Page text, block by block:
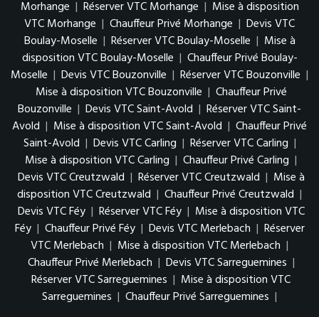
Morhange | Réserver VTC Morhange | Mise à disposition
VTC Morhange | Chauffeur Privé Morhange | Devis VTC
Boulay-Moselle | Réserver VTC Boulay-Moselle | Mise à
disposition VTC Boulay-Moselle | Chauffeur Privé Boulay-
Moselle | Devis VTC Bouzonville | Réserver VTC Bouzonville |
Mise à disposition VTC Bouzonville | Chauffeur Privé
Bouzonville | Devis VTC Saint-Avold | Réserver VTC Saint-
Avold | Mise à disposition VTC Saint-Avold | Chauffeur Privé
Saint-Avold | Devis VTC Carling | Réserver VTC Carling |
Mise à disposition VTC Carling | Chauffeur Privé Carling |
Devis VTC Creutzwald | Réserver VTC Creutzwald | Mise à
disposition VTC Creutzwald | Chauffeur Privé Creutzwald |
Devis VTC Féy | Réserver VTC Féy | Mise à disposition VTC
Féy | Chauffeur Privé Féy | Devis VTC Merlebach | Réserver
VTC Merlebach | Mise à disposition VTC Merlebach |
Chauffeur Privé Merlebach | Devis VTC Sarreguemines |
Réserver VTC Sarreguemines | Mise à disposition VTC
Sarreguemines | Chauffeur Privé Sarreguemines |